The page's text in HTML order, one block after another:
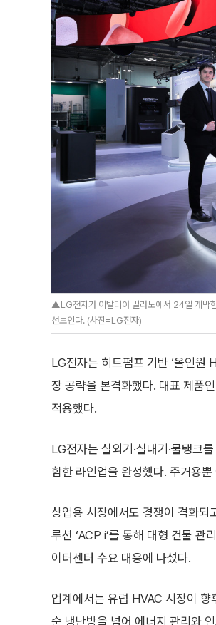
▲LG전자가 이탈리아 밀라노에서 24일 개막
선보인다. (사진=LG전자)
LG전자는 히트펌프 기반 ‘올인원
장 공략을 본격화했다. 대표 제품
적용했다.
LG전자는 실외기·실내기·물탱크
함한 라인업을 완성했다. 주거용뿐
상업용 시장에서도 경쟁이 격화되
루션 ‘ACP i’를 통해 대형 건물 관
이터센터 수요 대응에 나섰다.
업계에서는 유럽 HVAC 시장이 향
순 냉난방을 넘어 에너지 관리와